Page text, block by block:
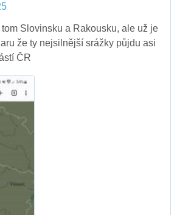
Slovinsku a Rakousku, ale už je
že ty nejsilnější srážky půjdu asi
ČR